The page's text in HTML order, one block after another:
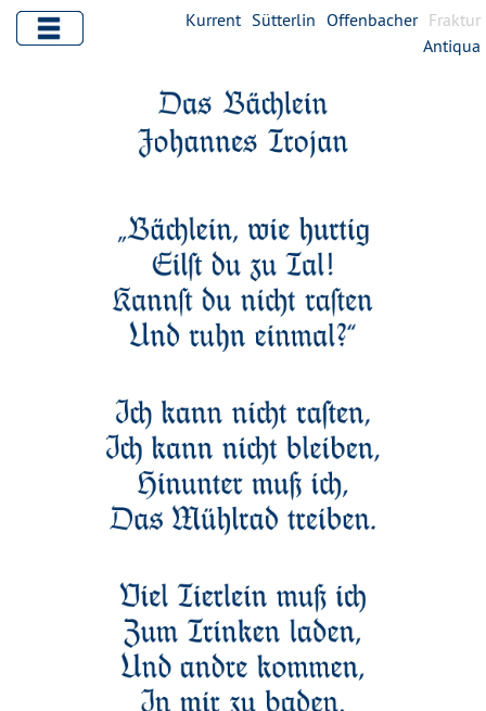
Kurrent Sütterlin Offenbacher Fraktur
Antiqua